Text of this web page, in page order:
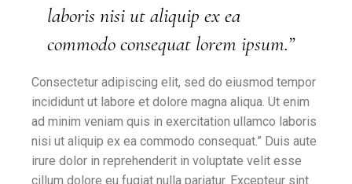
laboris nisi ut aliquip ex ea
commodo consequat lorem ipsum.”
Consectetur adipiscing elit, sed do eiusmod tempor
incididunt ut labore et dolore magna aliqua. Ut enim
ad minim veniam quis in exercitation ullamco laboris
nisi ut aliquip ex ea commodo consequat.” Duis aute
irure dolor in reprehenderit in voluptate velit esse
cillum dolore eu fugiat nulla pariatur. Excepteur sint